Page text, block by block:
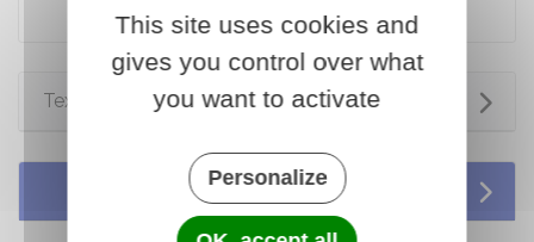
Site de la sécurité routière
Textes de référence
Services en ligne et formulaires
This site uses cookies and
gives you control over what
you want to activate
Personalize